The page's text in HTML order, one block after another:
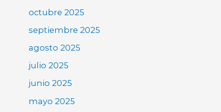
octubre 2025
septiembre 2025
agosto 2025
julio 2025
junio 2025
mayo 2025